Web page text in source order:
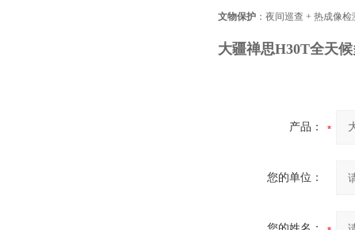
文物保护 ：夜间巡查 + 热成像
大疆禅思H30T全天
产品：
您的单位：
您的姓名：